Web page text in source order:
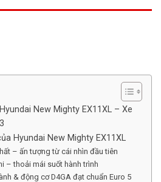
New Mighty EX11XL – Xe
Hyundai New Mighty EX11XL
– ấn tượng từ cái nhìn đầu tiên
– thoải mái suốt hành trình
& động cơ D4GA đạt chuẩn Euro 5